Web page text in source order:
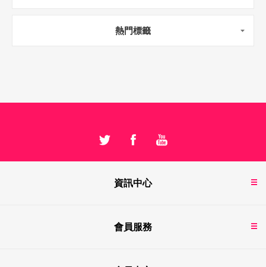
熱門標籤
資訊中心
會員服務